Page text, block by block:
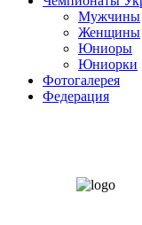
Мужчины
Женщины
Юниоры
Юниорки
Фотогалерея
Федерация